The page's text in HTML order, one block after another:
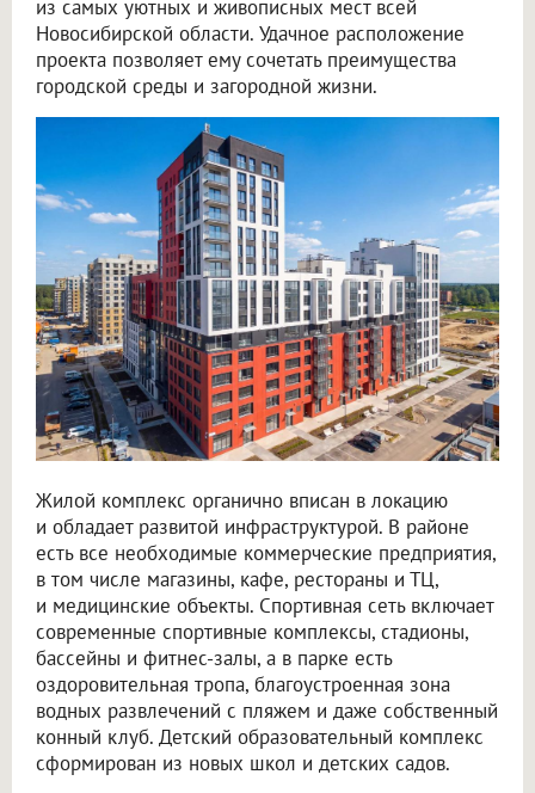
из самых уютных и живописных мест всей
Новосибирской области. Удачное расположение
проекта позволяет ему сочетать преимущества
городской среды и загородной жизни.
Жилой комплекс органично вписан в локацию
и обладает развитой инфраструктурой. В районе
есть все необходимые коммерческие предприятия,
в том числе магазины, кафе, рестораны и ТЦ,
и медицинские объекты. Спортивная сеть включает
современные спортивные комплексы, стадионы,
бассейны и фитнес-залы, а в парке есть
оздоровительная тропа, благоустроенная зона
водных развлечений с пляжем и даже собственный
конный клуб. Детский образовательный комплекс
сформирован из новых школ и детских садов.